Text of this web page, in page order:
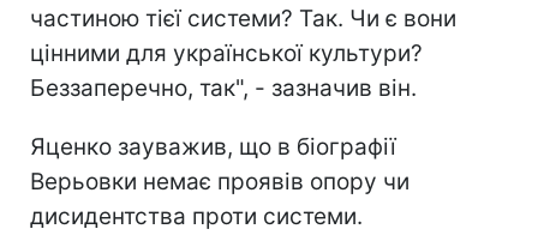
частиною тієї системи? Так. Чи є вони
цінними для української культури?
Беззаперечно, так", - зазначив він.
Яценко зауважив, що в біографії
Верьовки немає проявів опору чи
дисидентства проти системи.